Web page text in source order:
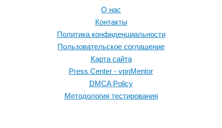
О нас
Контакты
Политика конфиденциальности
Пользовательское соглашение
Карта сайта
Press Center - vpnMentor
DMCA Policy
Методология тестирования